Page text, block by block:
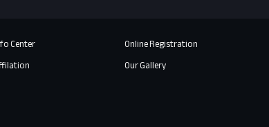
Center
Online Registration
Our Gallery